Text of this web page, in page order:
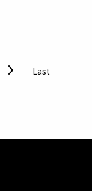
底？」派翠克
」蔣偉文則幽默
Last